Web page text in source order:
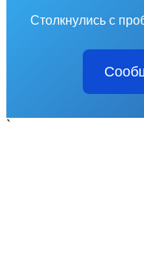
Столкнулись с
`